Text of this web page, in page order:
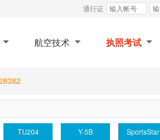
通行证
航空技术 执照考试
TU204 Y-5B SportsStar